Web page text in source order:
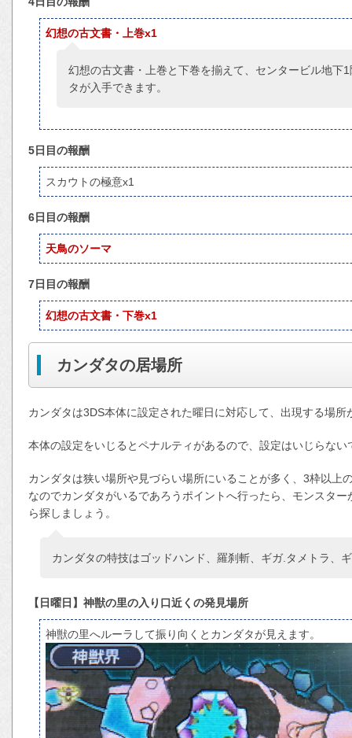
幻想の古文書・上巻x1
幻想の古文書・上巻と下巻を揃えて、センタービル地下
タが入手できます。
5日目の報酬
スカウトの極意x1
6日目の報酬
天鳥のソーマ
7日目の報酬
幻想の古文書・下巻x1
カンダタの居場所
カンダタは3DS本体に設定された曜日に対応して、出現する場所
本体の設定をいじるとペナルティがあるので、設定はいじらな
カンダタは狭い場所や見づらい場所にいることが多く、3枠以上
なのでカンダタがいるであろうポイントへ行ったら、モンスタ
ら探しましょう。
カンダタの特技はゴッドハンド、羅刹斬、ギガ.タメトラ、
【日曜日】神獣の里の入り口近くの発見場所
神獣の里へルーラして振り向くとカンダタが見えます。